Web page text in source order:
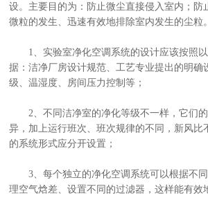
设。主要目的为：防止微尘直接侵入室内；防
微粒的发生、迅速有效地排除室内发生的尘粒。
1、实验室净化空调系统的设计应该按照以
据：洁净厂房设计规范、工艺专业提出的明确
级、温湿度、房间压力控制等；
2、不同洁净室的净化等级不一样，它们的
异，加上运行班次、班次规律的不同，新风比
的系统形式应分开设置；
3、每个独立的净化空调系统可以根据不同
理空气焓差、设置不同的过滤器，这样能有效